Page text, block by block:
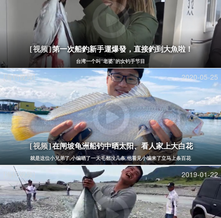
[视频]第一次船釣新手運爆發，直接釣到大魚啦！
台湾一个叫“老婆”的女钓手节目
[海钓视频] 2020-05-25
[视频]在闸坡龟洲船钓中晒太阳、看人家上大白花
就是这位小兄弟了,小编晒了一天毛都没几条,他看见小编来了立马上条百花
[海钓视频] 2019-01-22